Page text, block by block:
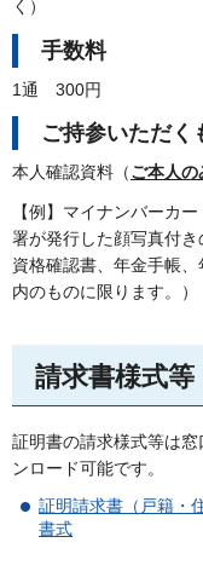
く）
手数料
1通 300円
ご持参いただく
本人確認資料（ご本人
【例】マイナンバーカ
署が発行した顔写真付き
資格確認書、年金手帳
内のものに限ります。）
請求書様式等
証明書の請求様式等は
ンロード可能です。
証明請求書（戸籍・
書式